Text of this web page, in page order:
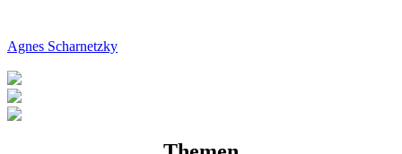
Agnes Scharnetzky